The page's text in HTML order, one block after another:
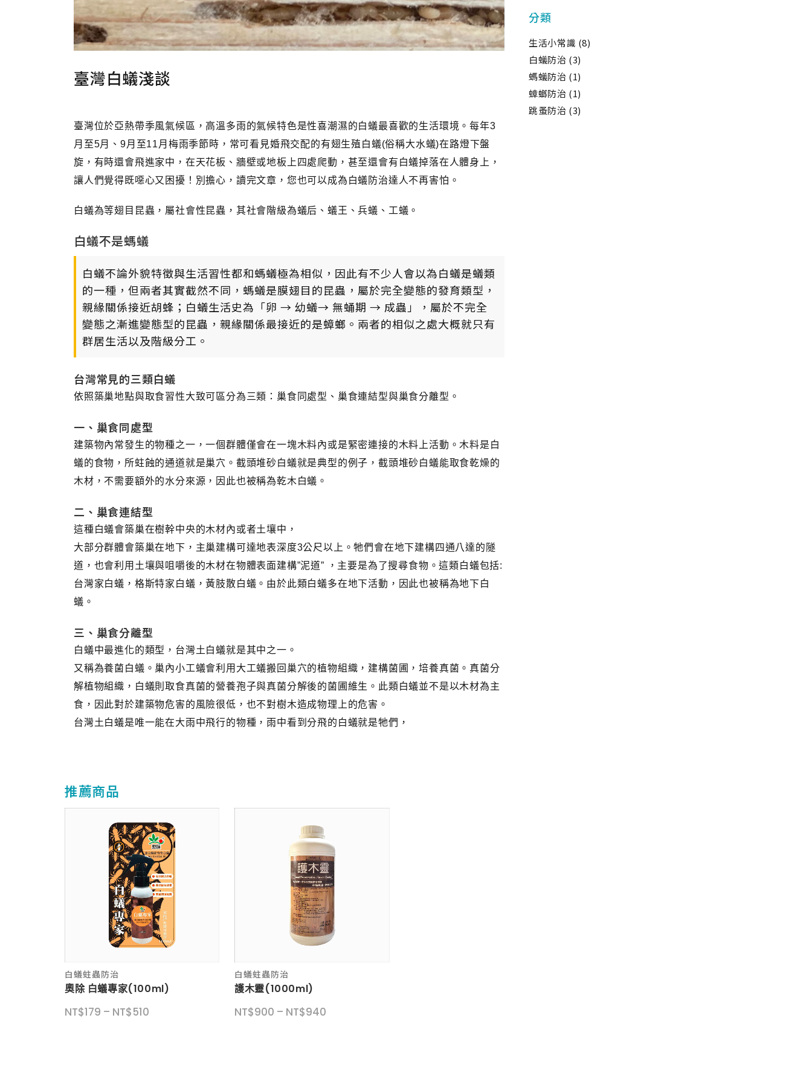
臺灣白蟻淺談
臺灣位於亞熱帶季風氣候區，高溫多雨的氣候特色是性喜潮濕的白蟻最喜歡的生活環境。每年3
月至5月、9月至11月梅雨季節時，常可看見婚飛交配的有翅生殖白蟻(俗稱大水蟻)在路燈下盤
旋，有時還會飛進家中，在天花板、牆壁或地板上四處爬動，甚至還會有白蟻掉落在人體身上，
讓人們覺得既噁心又困擾！別擔心，讀完文章，您也可以成為白蟻防治達人不再害怕。
白蟻為等翅目昆蟲，屬社會性昆蟲，其社會階級為蟻后、蟻王、兵蟻、工蟻。
白蟻不是螞蟻
白蟻不論外貌特徵與生活習性都和螞蟻極為相似，因此有不少人會以為白蟻是蟻類
的一種，但兩者其實截然不同，螞蟻是膜翅目的昆蟲，屬於完全變態的發育類型，
親緣關係接近胡蜂；白蟻生活史為「卵 → 幼蟻→ 無蛹期 → 成蟲」，屬於不完全
變態之漸進變態型的昆蟲，親緣關係最接近的是蟑螂。兩者的相似之處大概就只有
群居生活以及階級分工。
台灣常見的三類白蟻
依照築巢地點與取食習性大致可區分為三類：巢食同處型、巢食連結型與巢食分離型。
一、巢食同處型
建築物內常發生的物種之一，一個群體僅會在一塊木料內或是緊密連接的木料上活動。木料是白
蟻的食物，所蛀蝕的通道就是巢穴。截頭堆砂白蟻就是典型的例子，截頭堆砂白蟻能取食乾燥的
木材，不需要額外的水分來源，因此也被稱為乾木白蟻。
二、巢食連結型
這種白蟻會築巢在樹幹中央的木材內或者土壤中，
大部分群體會築巢在地下，主巢建構可達地表深度3公尺以上。牠們會在地下建構四通八達的隧
道，也會利用土壤與咀嚼後的木材在物體表面建構”泥道” ，主要是為了搜尋食物。這類白蟻包括:
台灣家白蟻，格斯特家白蟻，黃肢散白蟻。由於此類白蟻多在地下活動，因此也被稱為地下白
蟻。
三、巢食分離型
白蟻中最進化的類型，台灣土白蟻就是其中之一。
又稱為養菌白蟻。巢內小工蟻會利用大工蟻搬回巢穴的植物組織，建構菌圃，培養真菌。真菌分
解植物組織，白蟻則取食真菌的營養孢子與真菌分解後的菌圃維生。此類白蟻並不是以木材為主
食，因此對於建築物危害的風險很低，也不對樹木造成物理上的危害。
台灣土白蟻是唯一能在大雨中飛行的物種，雨中看到分飛的白蟻就是牠們，
推薦商品
此
產
有
白蟻蛀蟲防治
奧除 白蟻專家(100ml)
NT$179 – NT$510
此
產
有
白蟻蛀蟲防治
護木靈(1000ml)
NT$900 – NT$940
分類
生活小常識 (8)
白蟻防治 (3)
螞蟻防治 (1)
蟑螂防治 (1)
跳蚤防治 (3)